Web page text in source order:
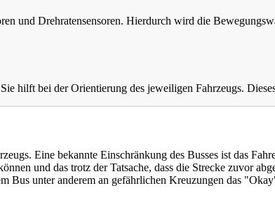
und Drehratensensoren. Hierdurch wird die
hilft bei der Orientierung des jeweiligen Fahrzeugs.
Eine bekannte Einschränkung des Busses ist das
und das trotz der Tatsache, dass die Strecke zuvor
Bus unter anderem an gefährlichen Kreuzungen das